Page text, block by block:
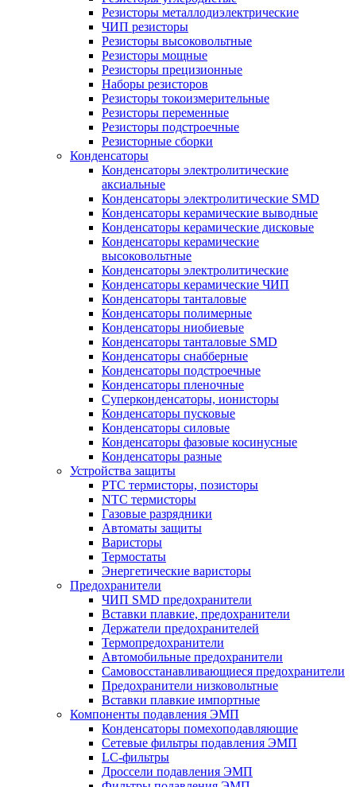
Резисторы металлодиэлектрические
ЧИП резисторы
Резисторы высоковольтные
Резисторы мощные
Резисторы прецизионные
Наборы резисторов
Резисторы токоизмерительные
Резисторы переменные
Резисторы подстроечные
Резисторные сборки
Конденсаторы
Конденсаторы электролитические
аксиальные
Конденсаторы электролитические SMD
Конденсаторы керамические выводные
Конденсаторы керамические дисковые
Конденсаторы керамические
высоковольтные
Конденсаторы электролитические
Конденсаторы керамические ЧИП
Конденсаторы танталовые
Конденсаторы полимерные
Конденсаторы ниобиевые
Конденсаторы танталовые SMD
Конденсаторы снабберные
Конденсаторы подстроечные
Конденсаторы пленочные
Суперконденсаторы, ионисторы
Конденсаторы пусковые
Конденсаторы силовые
Конденсаторы фазовые косинусные
Конденсаторы разные
Устройства защиты
PTC термисторы, позисторы
NTC термисторы
Газовые разрядники
Автоматы защиты
Варисторы
Термостаты
Энергетические варисторы
Предохранители
ЧИП SMD предохранители
Вставки плавкие, предохранители
Держатели предохранителей
Термопредохранители
Автомобильные предохранители
Самовосстанавливающиеся предохранители
Предохранители низковольтные
Вставки плавкие импортные
Компоненты подавления ЭМП
Конденсаторы помехоподавляющие
Сетевые фильтры подавления ЭМП
LC-фильтры
Дроссели подавления ЭМП